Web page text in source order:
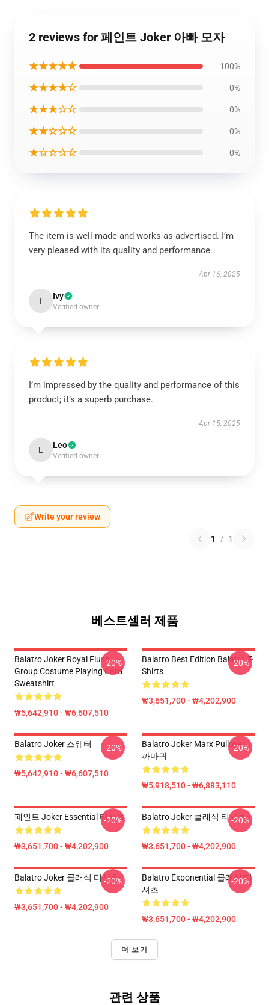
2 reviews for 페인트 Joker 아빠 모자
★★★★★ 100%
★★★★☆ 0%
★★★☆☆ 0%
★★☆☆☆ 0%
★☆☆☆☆ 0%
The item is well-made and works as advertised. I’m
very pleased with its quality and performance.
Apr 16, 2025
I Ivy
Verified owner
I’m impressed by the quality and performance of this
product; it’s a superb purchase.
Apr 15, 2025
L Leo
Verified owner
Write your review
1 / 1
베스트셀러 제품
Balatro Joker Royal Flush
Group Costume Playing Card
Sweatshirt
₩5,642,910 - ₩6,607,510
-20%
Balatro Best Edition Balatro T-
Shirts
₩3,651,700 - ₩4,202,900
-20%
Balatro Joker 스웨터
₩5,642,910 - ₩6,607,510
-20%
Balatro Joker Marx Pullover
까마귀
₩5,918,510 - ₩6,883,110
-20%
페인트 Joker Essential 티셔츠
₩3,651,700 - ₩4,202,900
-20% Balatro Joker 클래식 티셔츠
₩3,651,700 - ₩4,202,900
-20%
Balatro Joker 클래식 티셔츠
₩3,651,700 - ₩4,202,900
-20%
Balatro Exponential 클래식 티
셔츠
₩3,651,700 - ₩4,202,900
-20%
더 보기
관련 상품